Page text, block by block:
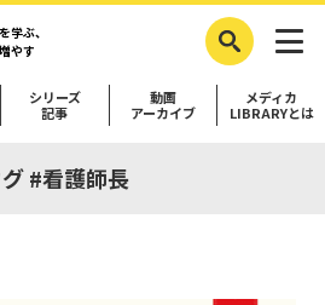
学ぶ、
やす
シリーズ
記事
動画
アーカイブ
メディカ
LIBRARYとは
#看護師長